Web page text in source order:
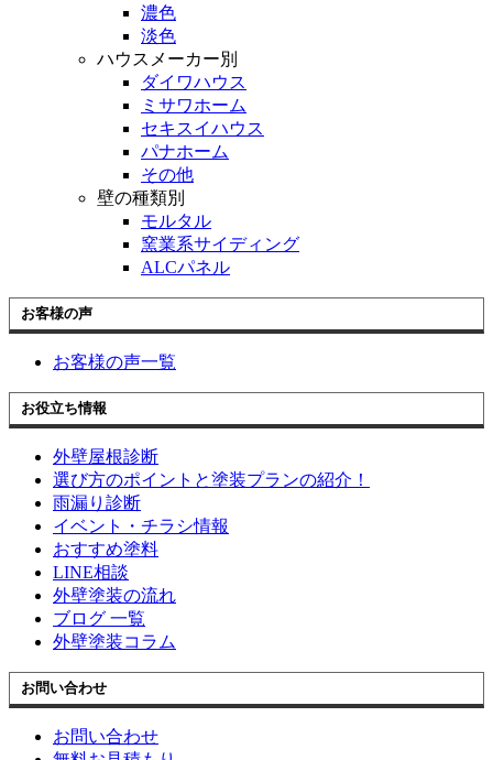
濃色
淡色
ハウスメーカー別
ダイワハウス
ミサワホーム
セキスイハウス
パナホーム
その他
壁の種類別
モルタル
窯業系サイディング
ALCパネル
お客様の声
お客様の声一覧
お役立ち情報
外壁屋根診断
選び方のポイントと塗装プランの紹介！
雨漏り診断
イベント・チラシ情報
おすすめ塗料
LINE相談
外壁塗装の流れ
ブログ 一覧
外壁塗装コラム
お問い合わせ
お問い合わせ